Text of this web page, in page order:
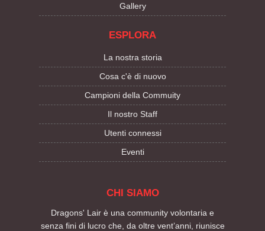
Gallery
ESPLORA
La nostra storia
Cosa c'è di nuovo
Campioni della Commuity
Il nostro Staff
Utenti connessi
Eventi
CHI SIAMO
Dragons' Lair è una community volontaria e
senza fini di lucro che, da oltre vent’anni, riunisce